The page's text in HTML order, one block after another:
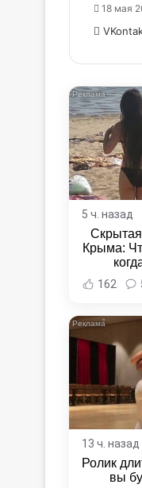
18 мая
5 ч. назад
Крыма:
162
13 ч. назад
Ролик
вы